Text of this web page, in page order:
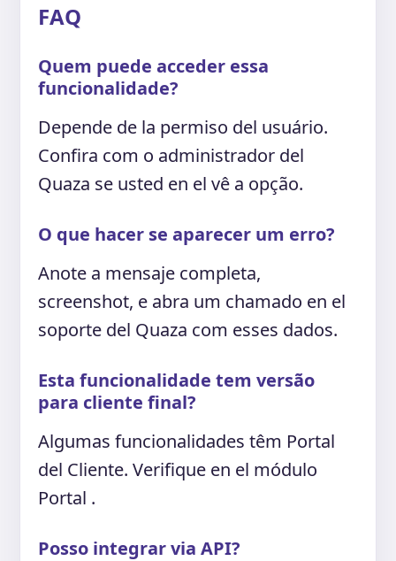
FAQ
Quem puede acceder essa
funcionalidade?
Depende de la permiso del usuário.
Confira com o administrador del
Quaza se usted en el vê a opção.
O que hacer se aparecer um erro?
Anote a mensaje completa,
screenshot, e abra um chamado en el
soporte del Quaza com esses dados.
Esta funcionalidade tem versão
para cliente final?
Algumas funcionalidades têm Portal
del Cliente. Verifique en el módulo
Portal .
Posso integrar via API?